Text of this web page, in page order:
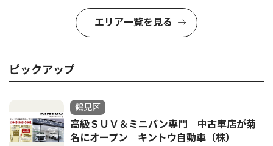
エリア一覧を見る
ピックアップ
鶴見区
高級ＳＵＶ＆ミニバン専門 中古車店が菊
名にオープン キントウ自動車（株）